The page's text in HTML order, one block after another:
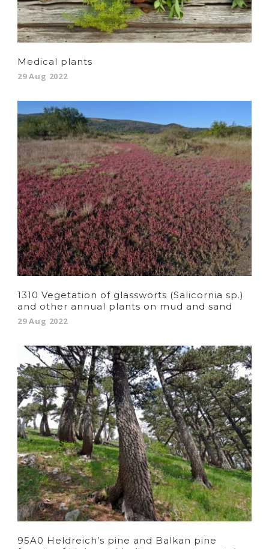
Medical plants
29 Aug 2022
1310 Vegetation of glassworts (Salicornia sp.)
and other annual plants on mud and sand
29 Aug 2022
95A0 Heldreich’s pine and Balkan pine